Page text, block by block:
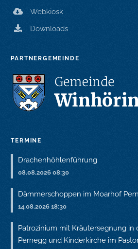
Webkiosk
Downloads
PARTNERGEMEINDE
TERMINE
Drachenhöhlenführung
08.08.2026 08:30
Dämmerschoppen im Moarhof
14.08.2026 18:30
Patrozinium mit Kräutersegnung in
Pernegg und Kinderkirche im